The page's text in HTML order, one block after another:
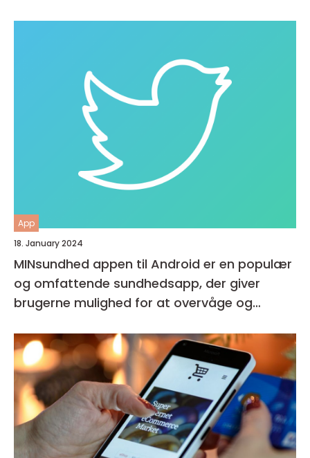
App
18. January 2024
MINsundhed appen til Android er en populær
og omfattende sundhedsapp, der giver
brugerne mulighed for at overvåge og